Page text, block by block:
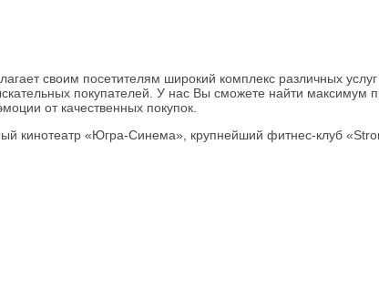
своим посетителям широкий комплекс различных
покупателей. У нас Вы сможете найти максимум
от качественных покупок.
кинотеатр «Югра-Синема», крупнейший фитнес-клуб